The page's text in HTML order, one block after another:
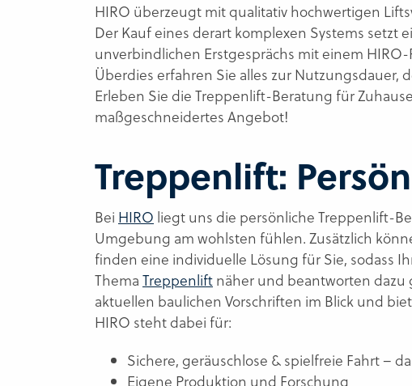
HIRO überzeugt mit qualitativ hochwertigen
Der Kauf eines derart komplexen Systems
unverbindlichen Erstgesprächs mit einem
Überdies erfahren Sie alles zur
Erleben Sie die Treppenlift-Beratung für
maßgeschneidertes Angebot!
Treppenlift:
Bei HIRO liegt uns die persönliche Treppenlift-
Umgebung am wohlsten fühlen. Zusätzlich
finden eine individuelle Lösung für Sie, sodass
ThemaTreppenliftnäher und beantworten dazu
aktuellen baulichen Vorschriften im Blick und
HIRO steht dabei für:
Sichere, geräuschlose & spielfreie Fahrt –
Eigene Produktion und Forschung